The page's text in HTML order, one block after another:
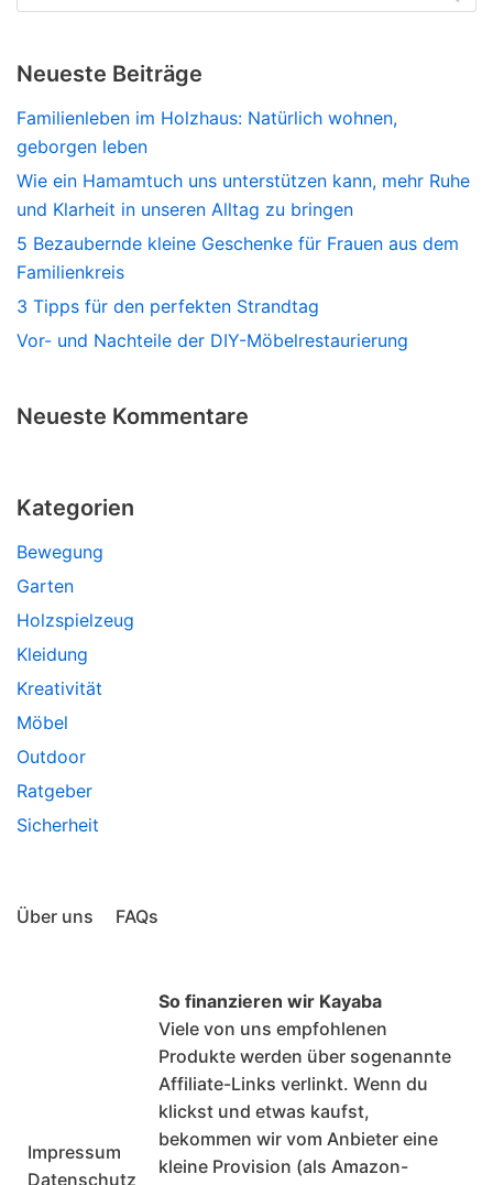
Neueste Beiträge
Familienleben im Holzhaus: Natürlich wohnen,
geborgen leben
Wie ein Hamamtuch uns unterstützen kann, mehr Ruhe
und Klarheit in unseren Alltag zu bringen
5 Bezaubernde kleine Geschenke für Frauen aus dem
Familienkreis
3 Tipps für den perfekten Strandtag
Vor- und Nachteile der DIY-Möbelrestaurierung
Neueste Kommentare
Kategorien
Bewegung
Garten
Holzspielzeug
Kleidung
Kreativität
Möbel
Outdoor
Ratgeber
Sicherheit
Über uns FAQs
Impressum
Datenschutz
So finanzieren wir Kayaba
Viele von uns empfohlenen
Produkte werden über sogenannte
Affiliate-Links verlinkt. Wenn du
klickst und etwas kaufst,
bekommen wir vom Anbieter eine
kleine Provision (als Amazon-